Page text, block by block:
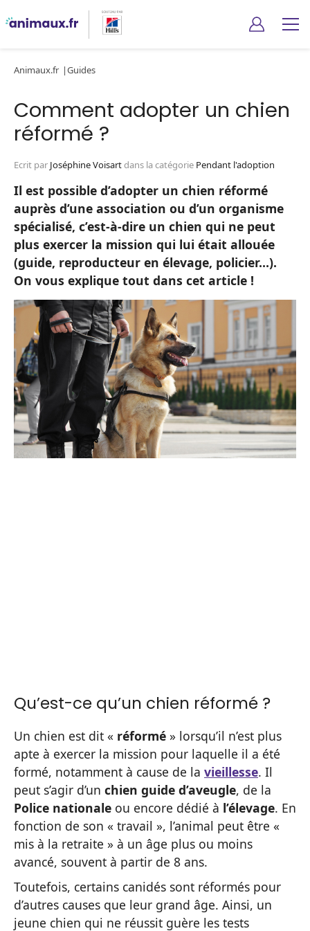
Animaux.fr Guides
Comment adopter un chien
réformé ?
Ecrit par Joséphine Voisartdans la catégorie Pendant l'adoption
Il est possible d’adopter un chien réformé
auprès d’une association ou d’un organisme
spécialisé, c’est-à-dire un chien qui ne peut
plus exercer la mission qui lui était allouée
(guide, reproducteur en élevage, policier…).
On vous explique tout dans cet article !
Qu’est-ce qu’un chien réformé ?
Un chien est dit « réformé » lorsqu’il n’est plus
apte à exercer la mission pour laquelle il a été
formé, notamment à cause de la vieillesse. Il
peut s’agir d’un chien guide d’aveugle, de la
Police nationale ou encore dédié à l’élevage. En
fonction de son « travail », l’animal peut être «
mis à la retraite » à un âge plus ou moins
avancé, souvent à partir de 8 ans.
Toutefois, certains canidés sont réformés pour
d’autres causes que leur grand âge. Ainsi, un
jeune chien qui ne réussit guère les tests